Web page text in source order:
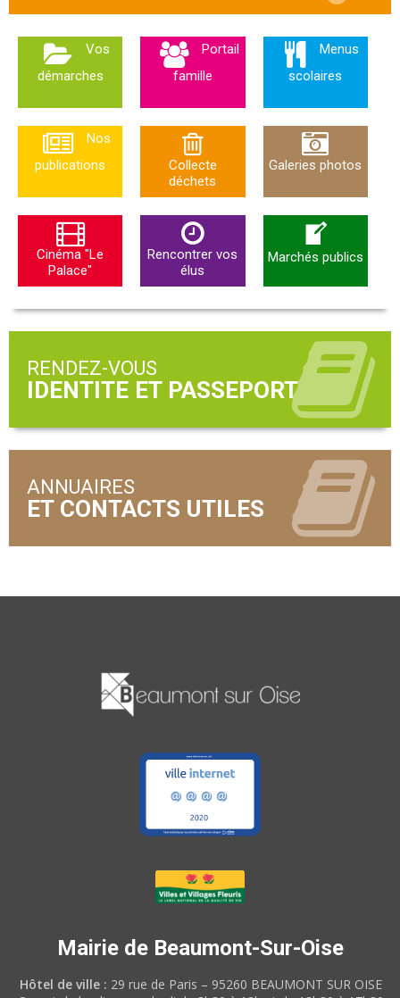
Vos
démarches
Portail
famille
Menus
scolaires
Nos
publications
Collecte
déchets
Galeries photos
Cinéma "Le
Palace"
Rencontrer vos
élus
Marchés publics
RENDEZ-VOUS
ANNUAIRES
Mairie de Beaumont-Sur-Oise
Hôtel de ville : 29 rue de Paris – 95260 BEAUMONT SUR OISE